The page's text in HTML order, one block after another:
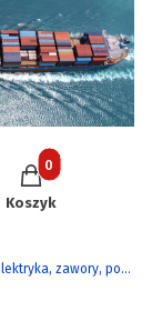
Produkty w
Koszyk
Pozostałe - filtracja, elektryka, zawory, pompy etc.